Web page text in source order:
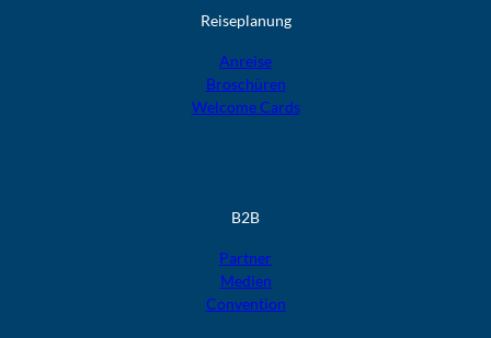
Reiseplanung
Anreise
Broschüren
Welcome Cards​​​​​​​
B2B
Partner
Medien
Convention